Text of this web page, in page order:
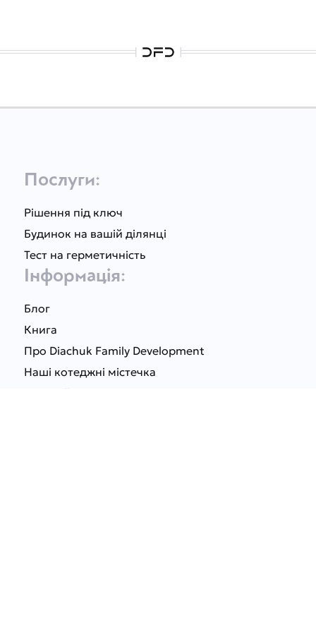
Послуги:
Рішення під ключ
Будинок на вашій ділянці
Тест на герметичність
Інформація:
Блог
Книга
Про Diachuk Family Development
Наші котеджні містечка
Відвідайте шоу-рум